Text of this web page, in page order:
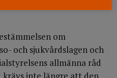
om
och sjukvårdslagen och
allmänna råd